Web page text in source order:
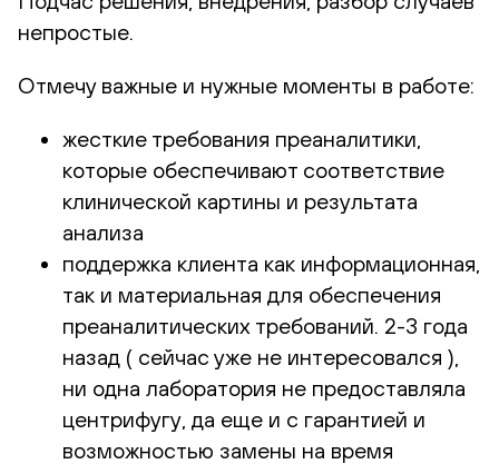
непростые.
Отмечу важные и нужные моменты в работе:
жесткие требования преаналитики,
которые обеспечивают соответствие
клинической картины и результата
анализа
поддержка клиента как информационная,
так и материальная для обеспечения
преаналитических требований. 2-3 года
назад ( сейчас уже не интересовался ),
ни одна лаборатория не предоставляла
центрифугу, да еще и с гарантией и
возможностью замены на время